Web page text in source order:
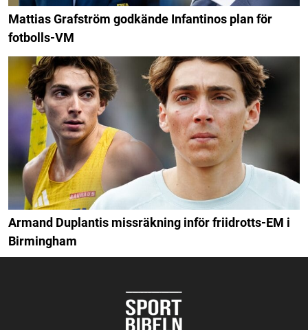
Mattias Grafström godkände Infantinos plan för
fotbolls-VM
Armand Duplantis missräkning inför friidrotts-EM i
Birmingham